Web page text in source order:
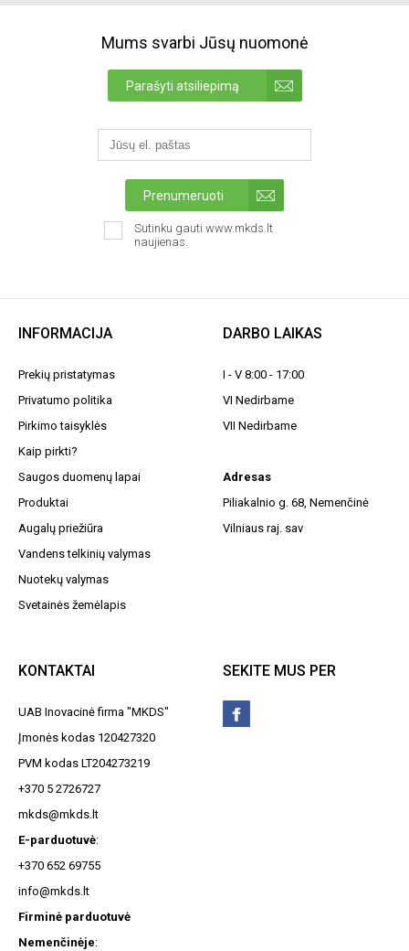
Mums svarbi Jūsų nuomonė
Parašyti atsiliepimą
Prenumeruoti
Sutinku gauti www.mkds.lt
naujienas.
INFORMACIJA
Prekių pristatymas
Privatumo politika
Pirkimo taisyklės
Kaip pirkti?
Saugos duomenų lapai
Produktai
Augalų priežiūra
Vandens telkinių valymas
Nuotekų valymas
Svetainės žemėlapis
DARBO LAIKAS
I - V 8:00 - 17:00
VI Nedirbame
VII Nedirbame
Adresas
Piliakalnio g. 68, Nemenčinė
Vilniaus raj. sav
KONTAKTAI
UAB Inovacinė firma "MKDS"
Įmonės kodas 120427320
PVM kodas LT204273219
+370 5 2726727
mkds@mkds.lt
E-parduotuvė:
+370 652 69755
info@mkds.lt
Firminė parduotuvė
Nemenčinėje:
SEKITE MUS PER